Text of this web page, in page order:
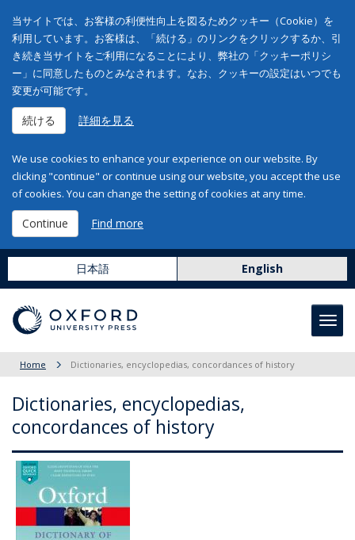
当サイトでは、お客様の利便性向上を図るためクッキー（Cookie）を
利用しています。お客様は、「続ける」のリンクをクリックするか、引
き続き当サイトをご利用になることにより、弊社の「クッキーポリシ
ー」に同意したものとみなされます。なお、クッキーの設定はいつでも
変更が可能です。
続ける 詳細を見る
We use cookies to enhance your experience on our website. By
clicking "continue" or continue using our website, you accept the use
of cookies. You can change the setting of cookies at any time.
Continue Find more
日本語 English
Home Dictionaries, encyclopedias, concordances of history
Dictionaries, encyclopedias,
concordances of history